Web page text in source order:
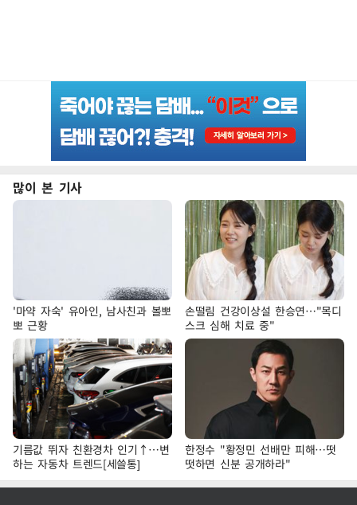
많이 본 기사
'마약 자숙' 유아인, 남사친과 볼뽀
뽀 근황
손떨림 건강이상설 한승연…"목디
스크 심해 치료 중"
기름값 뛰자 친환경차 인기↑…변
하는 자동차 트렌드[세쓸통]
한정수 "황정민 선배만 피해…떳
떳하면 신분 공개하라"